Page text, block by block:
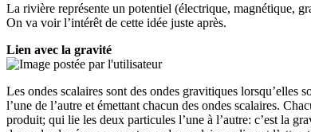
La rivière représente un potentiel (électrique, magnétique,
On va voir l’intérêt de cette idée juste après.
Lien avec la gravité
Les ondes scalaires sont des ondes gravitiques lorsqu’elles
l’une de l’autre et émettant chacun des ondes scalaires.
produit; qui lie les deux particules l’une à l’autre: c’est la